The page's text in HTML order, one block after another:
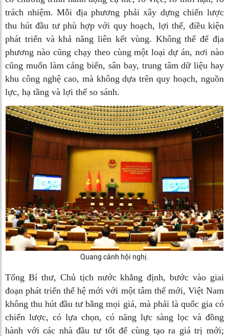
trách nhiệm. Mỗi địa phương phải xây dựng chiến lược
thu hút đầu tư phù hợp với quy hoạch, lợi thế, điều kiện
phát triển và khả năng liên kết vùng. Không thể để địa
phương nào cũng chạy theo cùng một loại dự án, nơi nào
cũng muốn làm cảng biển, sân bay, trung tâm dữ liệu hay
khu công nghệ cao, mà không dựa trên quy hoạch, nguồn
lực, hạ tầng và lợi thế so sánh.
Quang cảnh hội nghị.
Tổng Bí thư, Chủ tịch nước khẳng định, bước vào giai
đoạn phát triển thế hệ mới với một tâm thế mới, Việt Nam
không thu hút đầu tư bằng mọi giá, mà phải là quốc gia có
chiến lược, có lựa chọn, có năng lực sàng lọc và đồng
hành với các nhà đầu tư tốt để cùng tạo ra giá trị mới;